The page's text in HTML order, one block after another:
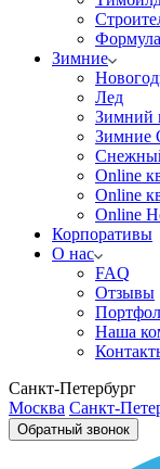
Зимние
Лед
Зимний
Зимние
Online
Online
Online
Корпоративы
О нас
FAQ
Отзывы
Наша
Санкт-Петербург
Москва Санкт-
Обратный звонок